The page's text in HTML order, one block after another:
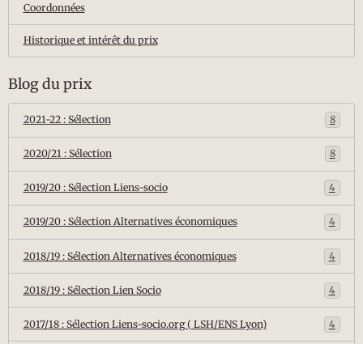
Coordonnées
Historique et intérêt du prix
Blog du prix
2021-22 : Sélection 8
2020/21 : Sélection 8
2019/20 : Sélection Liens-socio 4
2019/20 : Sélection Alternatives économiques 4
2018/19 : Sélection Alternatives économiques 4
2018/19 : Sélection Lien Socio 4
2017/18 : Sélection Liens-socio.org ( LSH/ENS Lyon) 4